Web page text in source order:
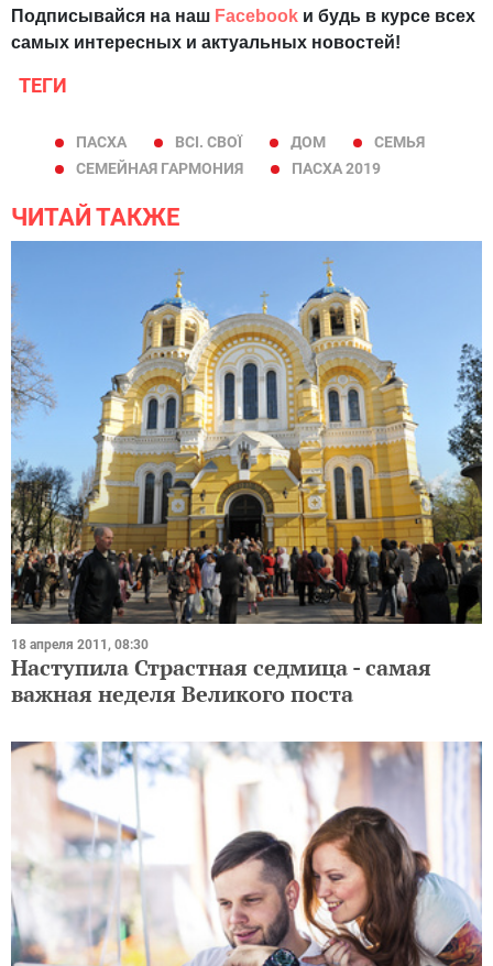
Подписывайся на наш Facebook и будь в курсе всех
самых интересных и актуальных новостей!
ТЕГИ
ПАСХА ВСІ. СВОЇ ДОМ
СЕМЬЯ
СЕМЕЙНАЯ ГАРМОНИЯ
ПАСХА 2019
ЧИТАЙ ТАКЖЕ
18 апреля 2011, 08:30
Наступила Страстная седмица - самая
важная неделя Великого поста